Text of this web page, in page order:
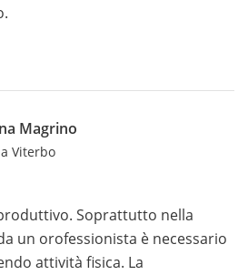
Magrino
Viterbo
Soprattutto nella
un orofessionista è necessario
attività fisica. La